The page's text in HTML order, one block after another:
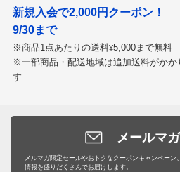
新規入会で2,000円クーポン！
9/30まで
※商品1点あたりの送料¥5,000まで無料
※一部商品・配送地域は追加送料がかか
す
メールマ
メルマガ限定セールやおトクなクーポンキャンペー
情報を盛りだくさんでお届けします。